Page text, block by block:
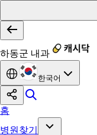
하동군 내과
한국어
홈
병원찾기